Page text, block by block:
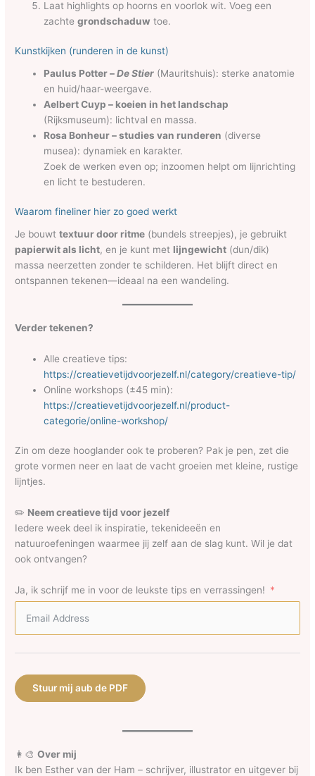
Laat highlights op hoorns en voorlok wit. Voeg een
zachtegrondschaduw toe.
Kunstkijken (runderen in de kunst)
Paulus Potter –De Stier (Mauritshuis): sterke anatomie
en huid/haar-weergave.
Aelbert Cuyp – koeien in het landschap
(Rijksmuseum): lichtval en massa.
Rosa Bonheur – studies van runderen (diverse
musea): dynamiek en karakter.
Zoek de werken even op; inzoomen helpt om lijnrichting
en licht te bestuderen.
Waarom fineliner hier zo goed werkt
Je bouwttextuur door ritme (bundels streepjes), je gebruikt
papierwit als licht, en je kunt met lijngewicht (dun/dik)
massa neerzetten zonder te schilderen. Het blijft direct en
ontspannen tekenen—ideaal na een wandeling.
Verder tekenen?
Alle creatieve tips:
https://creatievetijdvoorjezelf.nl/category/creatieve-tip/
Online workshops (±45 min):
https://creatievetijdvoorjezelf.nl/product-
categorie/online-workshop/
Zin om deze hooglander ook te proberen? Pak je pen, zet die
grote vormen neer en laat de vacht groeien met kleine, rustige
lijntjes.
✏️ Neem creatieve tijd voor jezelf
Iedere week deel ik inspiratie, tekenideeën en
natuuroefeningen waarmee jij zelf aan de slag kunt. Wil je dat
ook ontvangen?
Ja, ik schrijf me in voor de leukste tips en verrassingen!
Stuur mij aub de PDF
👩‍🎨Over mij
Ik ben Esther van der Ham – schrijver, illustrator en uitgever bij